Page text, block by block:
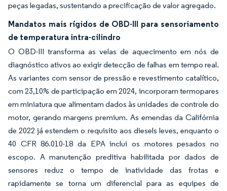
peças legadas, sustentando a precificação de valor agregado.
Mandatos mais rígidos de OBD-III para sensoriamento
de temperatura intra-cilindro
O OBD-III transforma as velas de aquecimento em nós de
diagnóstico ativos ao exigir detecção de falhas em tempo real.
As variantes com sensor de pressão e revestimento catalítico,
com 23,10% de participação em 2024, incorporam termopares
em miniatura que alimentam dados às unidades de controle do
motor, gerando margens premium. As emendas da Califórnia
de 2022 já estendem o requisito aos diesels leves, enquanto o
40 CFR 86.010-18 da EPA inclui os motores pesados no
escopo. A manutenção preditiva habilitada por dados de
sensores reduz o tempo de inatividade das frotas e
rapidamente se torna um diferencial para as equipes de